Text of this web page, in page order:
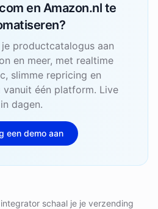
en Amazon.nl te
productcatalogus aan
en meer, met realtime
slimme repricing en
één platform. Live
in dagen.
een demo aan
schaal je je verzending